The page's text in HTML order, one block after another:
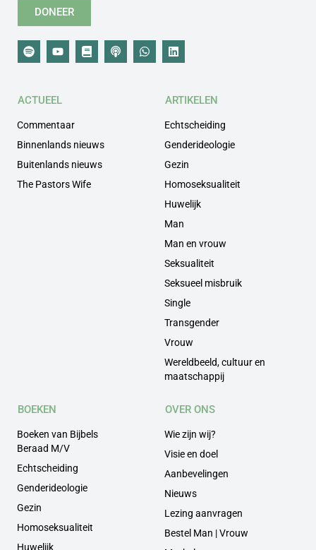
DONEER
ACTUEEL
Commentaar
Binnenlands nieuws
Buitenlands nieuws
The Pastors Wife
ARTIKELEN
Echtscheiding
Genderideologie
Gezin
Homoseksualiteit
Huwelijk
Man
Man en vrouw
Seksualiteit
Seksueel misbruik
Single
Transgender
Vrouw
Wereldbeeld, cultuur en
maatschappij
BOEKEN
Boeken van Bijbels
Beraad M/V
Echtscheiding
Genderideologie
Gezin
Homoseksualiteit
Huwelijk
OVER ONS
Wie zijn wij?
Visie en doel
Aanbevelingen
Nieuws
Lezing aanvragen
Bestel Man | Vrouw